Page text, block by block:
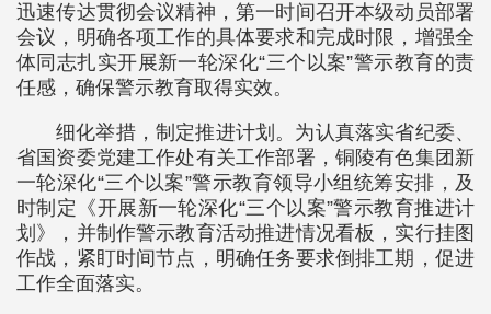
迅速传达贯彻会议精神，第一时间召开本级动员部署
会议，明确各项工作的具体要求和完成时限，增强全
体同志扎实开展新一轮深化“三个以案”警示教育的责
任感，确保警示教育取得实效。
细化举措，制定推进计划。为认真落实省纪委、
省国资委党建工作处有关工作部署，铜陵有色集团新
一轮深化“三个以案”警示教育领导小组统筹安排，及
时制定《开展新一轮深化“三个以案”警示教育推进计
划》，并制作警示教育活动推进情况看板，实行挂图
作战，紧盯时间节点，明确任务要求倒排工期，促进
工作全面落实。